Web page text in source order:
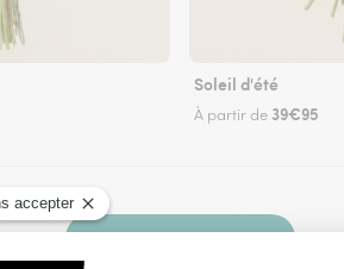
Soleil d'été
À partir de 39€95
Faire livrer des fleurs